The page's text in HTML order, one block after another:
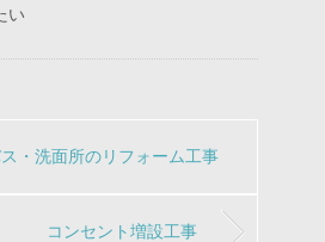
い
・洗面所のリフォーム工事
コンセント増設工事